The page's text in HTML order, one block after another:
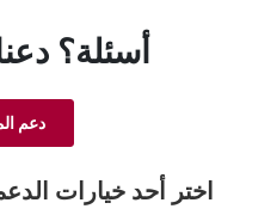
أسئلة؟
دعم
اختر أحد خيارات